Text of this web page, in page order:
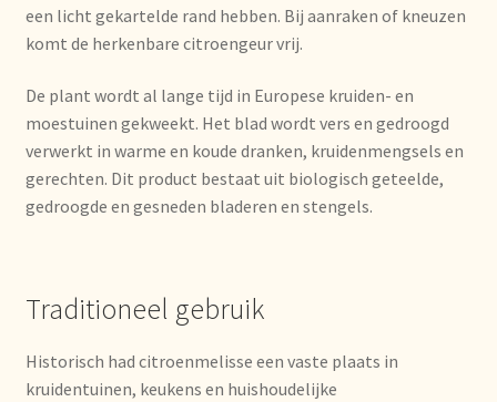
Lagerangelegenheiten
Lebensmittelsicherheit
Lista de precios actualizada.
Liste de prix actuelle
Mehrsprachigkeit
een licht gekartelde rand hebben. Bij aanraken of kneuzen
komt de herkenbare citroengeur vrij.
De plant wordt al lange tijd in Europese kruiden- en
moestuinen gekweekt. Het blad wordt vers en gedroogd
verwerkt in warme en koude dranken, kruidenmengsels en
gerechten. Dit product bestaat uit biologisch geteelde,
gedroogde en gesneden bladeren en stengels.
Traditioneel gebruik
Historisch had citroenmelisse een vaste plaats in
kruidentuinen, keukens en huishoudelijke